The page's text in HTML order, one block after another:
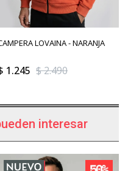
LOVAINA - NARANJA
1.245 $2.490
interesar